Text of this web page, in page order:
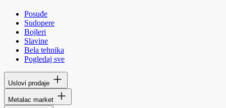
Posuđe
Sudopere
Bojleri
Slavine
Bela tehnika
Pogledaj sve
Uslovi prodaje
Metalac market